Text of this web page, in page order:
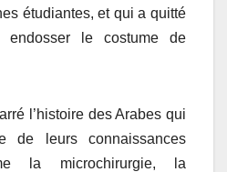
étudiantes, et qui a quitté
endosser le costume de
l’histoire des Arabes qui
de leurs connaissances
la microchirurgie, la